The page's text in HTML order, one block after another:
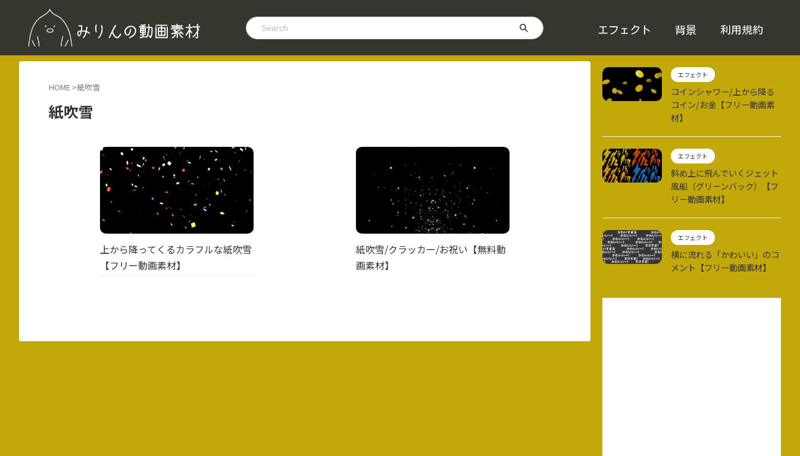
エフェクト 背景 利用規約
HOME >紙吹雪
紙吹雪
上から降ってくるカラフルな紙吹雪
【フリー動画素材】
紙吹雪/クラッカー/お祝い【無料動
画素材】
エフェクト
コインシャワー/上から降る
コイン/お金【フリー動画素
材】
エフェクト
斜め上に飛んでいくジェット
風船（グリーンバック）【フ
リー動画素材】
エフェクト
横に流れる「かわいい」のコ
メント【フリー動画素材】